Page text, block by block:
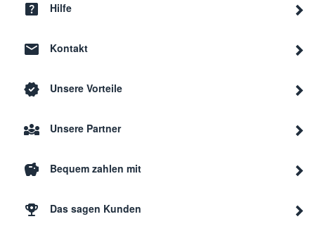
Hilfe
Kontakt
Unsere Vorteile
Unsere Partner
Bequem zahlen mit
Das sagen Kunden